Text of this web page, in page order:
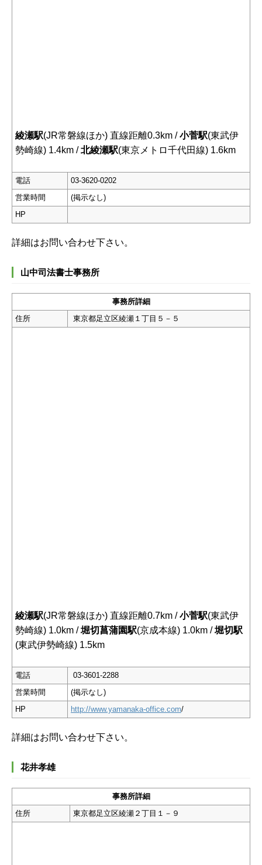
綾瀬駅(JR常磐線ほか) 直線距離0.3km /小菅駅(東武伊
勢崎線) 1.4km /北綾瀬駅(東京メトロ千代田線) 1.6km
電話
03-3620-0202
営業時間
(掲示なし)
HP
詳細はお問い合わせ下さい。
山中司法書士事務所
事務所詳細
住所
東京都足立区綾瀬１丁目５－５
綾瀬駅(JR常磐線ほか) 直線距離0.7km /小菅駅(東武伊
勢崎線) 1.0km /堀切菖蒲園駅(京成本線) 1.0km /堀切駅
(東武伊勢崎線) 1.5km
電話
03-3601-2288
営業時間
(掲示なし)
HP
http://www.yamanaka-office.com/
詳細はお問い合わせ下さい。
花井孝雄
事務所詳細
住所
東京都足立区綾瀬２丁目１－９